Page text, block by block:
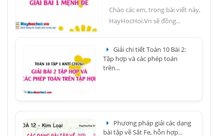
Chào các em, trong bài viết này,
HayHocHoi.Vn sẽ đồng...
Giải chi tiết Toán 10 Bài 2:
Tập hợp và các phép toán
trên...
Phương pháp giải các dạng
bài tập về Sắt Fe, hỗn hợp...